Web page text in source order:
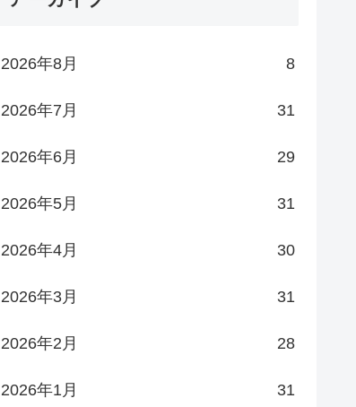
2026年8月 8
2026年7月 31
2026年6月 29
2026年5月 31
2026年4月 30
2026年3月 31
2026年2月 28
2026年1月 31